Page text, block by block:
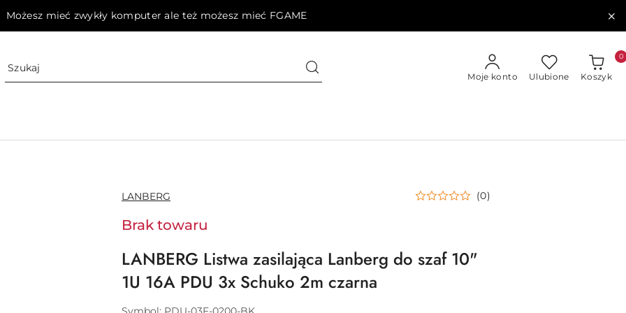
Możesz mieć zwykły komputer ale też możesz mieć FGAME
Moje konto Ulubione Koszyk
0
NAZWA
PRODUCENTA:
LANBERG (0)
Brak towaru
LANBERG Listwa zasilająca Lanberg do szaf 10"
1U 16A PDU 3x Schuko 2m czarna